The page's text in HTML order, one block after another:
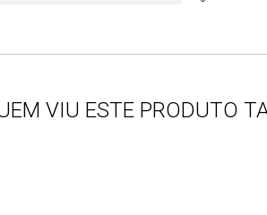
VIU ESTE PRODUTO